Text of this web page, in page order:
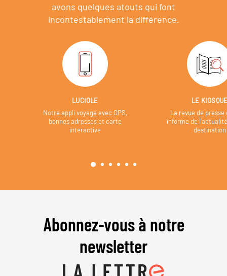
avons quelques atouts qui font
incontestablement la différence.
LUCIOLE
Notre appli voyage avec GPS,
bonnes adresses et carte
interactive
LE
La revue de presse
informe de
destination
Abonnez-vous à notre
newsletter